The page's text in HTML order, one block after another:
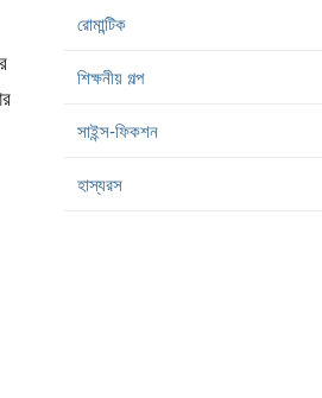
রোমান্টিক
শিক্ষনীয় গল্প
সাইন্স-ফিকশন
হাস্যরস